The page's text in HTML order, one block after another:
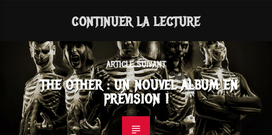
CONTINUER LA LECTURE
ARTICLE SUIVANT
THE OTHER : UN NOUVEL ALBUM EN
PRÉVISION !